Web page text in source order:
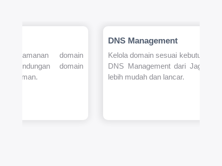
keamanan domain
domain
nyaman.
DNS Management
Kelola domain sesuai kebutuhan
DNS Management dari
lebih mudah dan lancar.